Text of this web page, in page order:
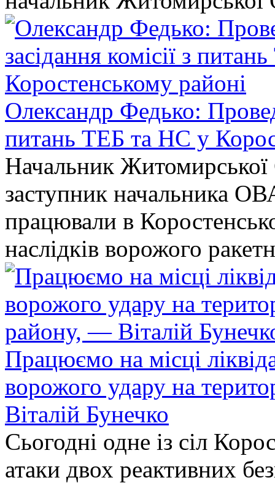
Олександр Федько:
питань ТЕБ та НС у
Начальник
заступник начальника
працювали в
наслідків ворожого
Працюємо на місці
ворожого удару на
Віталій Бунечко
Сьогодні одне із сіл
атаки двох реактивних